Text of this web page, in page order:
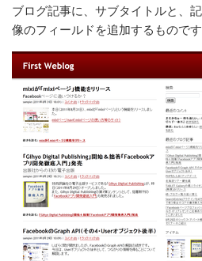
ブログ記事に、サブタイトルと、
像のフィールドを追加するものです